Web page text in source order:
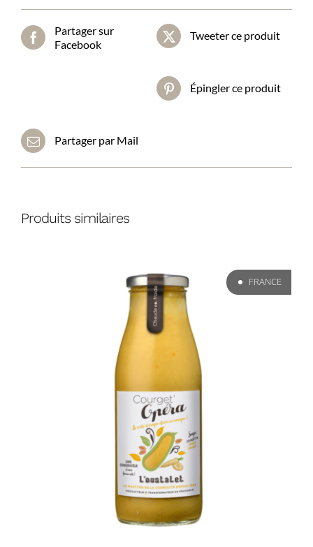
Partager sur
Facebook
Tweeter ce produit
Épingler ce produit
Partager par Mail
Produits similaires
FRANCE